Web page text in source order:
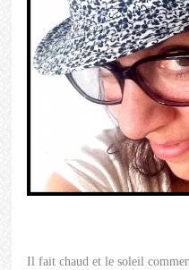
Il fait chaud et le soleil